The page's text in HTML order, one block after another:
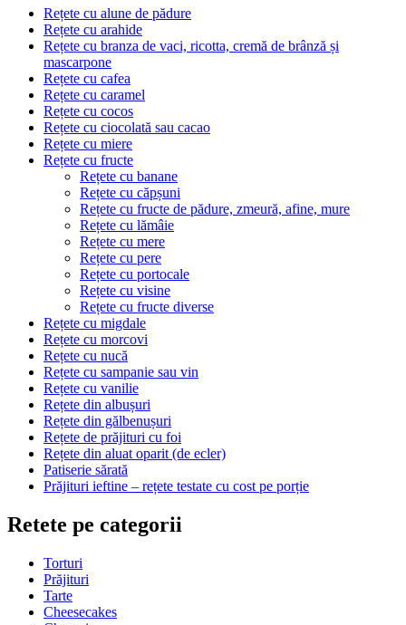
Rețete cu alune de pădure
Rețete cu arahide
Rețete cu branza de vaci, ricotta, cremă de brânză și
mascarpone
Rețete cu cafea
Rețete cu caramel
Rețete cu cocos
Rețete cu ciocolată sau cacao
Rețete cu miere
Rețete cu fructe
Rețete cu banane
Rețete cu căpșuni
Rețete cu fructe de pădure, zmeură, afine, mure
Rețete cu lămâie
Rețete cu mere
Rețete cu pere
Rețete cu portocale
Rețete cu visine
Rețete cu fructe diverse
Rețete cu migdale
Rețete cu morcovi
Rețete cu nucă
Rețete cu sampanie sau vin
Rețete cu vanilie
Rețete din albușuri
Rețete din gălbenușuri
Rețete de prăjituri cu foi
Rețete din aluat oparit (de ecler)
Patiserie sărată
Prăjituri ieftine – rețete testate cu cost pe porție
Retete pe categorii
Torturi
Prăjituri
Tarte
Cheesecakes